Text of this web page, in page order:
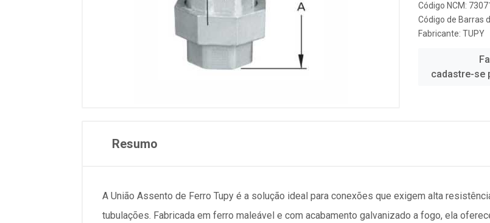
Código NCM:
Código de Barras
Fabricante: TUPY
cadastre-se
Resumo
A União Assento de Ferro Tupy é a solução ideal para conexões que exigem alta
tubulações. Fabricada em ferro maleável e com acabamento galvanizado a fogo, ela